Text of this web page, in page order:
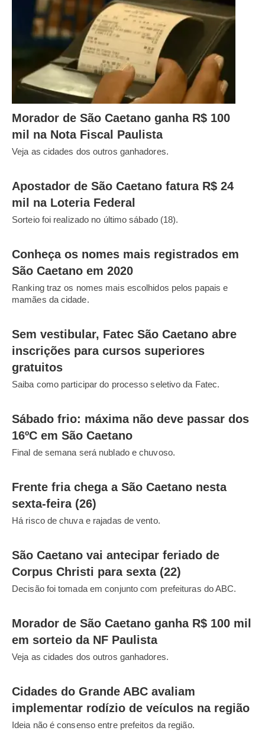
Morador de São Caetano ganha R$ 100
mil na Nota Fiscal Paulista
Veja as cidades dos outros ganhadores.
Apostador de São Caetano fatura R$ 24
mil na Loteria Federal
Sorteio foi realizado no último sábado (18).
Conheça os nomes mais registrados em
São Caetano em 2020
Ranking traz os nomes mais escolhidos pelos papais e
mamães da cidade.
Sem vestibular, Fatec São Caetano abre
inscrições para cursos superiores
gratuitos
Saiba como participar do processo seletivo da Fatec.
Sábado frio: máxima não deve passar dos
16ºC em São Caetano
Final de semana será nublado e chuvoso.
Frente fria chega a São Caetano nesta
sexta-feira (26)
Há risco de chuva e rajadas de vento.
São Caetano vai antecipar feriado de
Corpus Christi para sexta (22)
Decisão foi tomada em conjunto com prefeituras do ABC.
Morador de São Caetano ganha R$ 100 mil
em sorteio da NF Paulista
Veja as cidades dos outros ganhadores.
Cidades do Grande ABC avaliam
implementar rodízio de veículos na região
Ideia não é consenso entre prefeitos da região.